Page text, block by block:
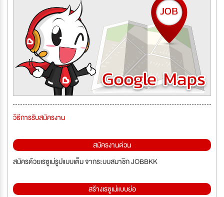
วิธีการรับสมัครงาน
สมัครงานด่วน
สมัครด้วยเรซูเม่รูปแบบเต็ม จากระบบสมาชิก JOBBKK
สร้างเรซูเม่แบบย่อ